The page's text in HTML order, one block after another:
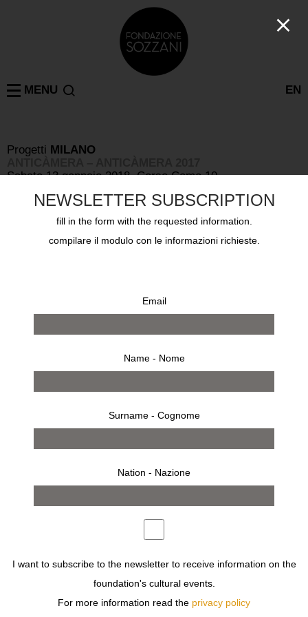
EN
MENU
Progetti MILANO
Sabato 13 gennaio 2018, Corso Como 10
IN FONDAZIONE SOZZANI,MARIA LUISA FRISA
ANTICÀMERA, AGENZIA MILANESE DI LOCATION
SCOUTING. UN VOLUMINOSO BIGLIETTO DA VISITA IN
ZERO DI UN AMPIO LAVORO DI RICERCA
NEWSLETTER SUBSCRIPTION
fill in the form with the requested information.
compilare il modulo con le informazioni richieste.
Email
Name - Nome
Surname - Cognome
Nation - Nazione
I want to subscribe to the newsletter to receive information on the
foundation's cultural events.
For more information read the privacy policy